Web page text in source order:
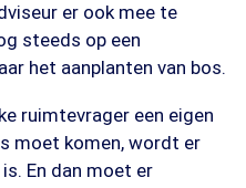
er ook mee te
steeds op een
het aanplanten van bos.
ruimtevrager een eigen
moet komen, wordt er
En dan moet er